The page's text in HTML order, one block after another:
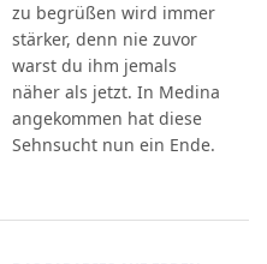
zu begrüßen wird immer
stärker, denn nie zuvor
warst du ihm jemals
näher als jetzt. In Medina
angekommen hat diese
Sehnsucht nun ein Ende.